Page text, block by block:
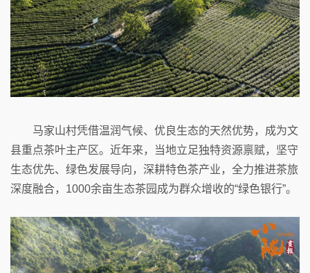
马家山村凭借温润气候、优良生态的天然优势，成为文
县重点茶叶主产区。近年来，当地立足独特资源禀赋，坚守
生态优先、绿色发展导向，深耕特色茶产业，全力推进茶旅
深度融合，1000余亩生态茶园成为群众增收的“绿色银行”。